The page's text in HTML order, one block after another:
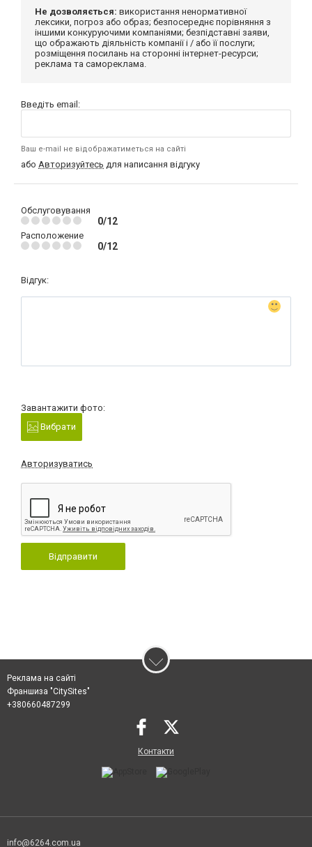
Не дозволяється: використання ненормативної
лексики, погроз або образ; безпосереднє порівняння з
іншими конкуруючими компаніями; безпідставні заяви,
що ображають діяльність компанії і / або її послуги;
розміщення посилань на сторонні інтернет-ресурси;
реклама та самореклама.
Введіть email:
Ваш e-mail не відображатиметься на сайті
або Авторизуйтесь для написання відгуку
Обслуговування
0/12
Расположение
0/12
Відгук:
Завантажити фото:
Вибрати
Авторизуватись
Відправити
Реклама на сайті
Франшиза "CitySites"
+380660487299
Контакти
info@6264.com.ua